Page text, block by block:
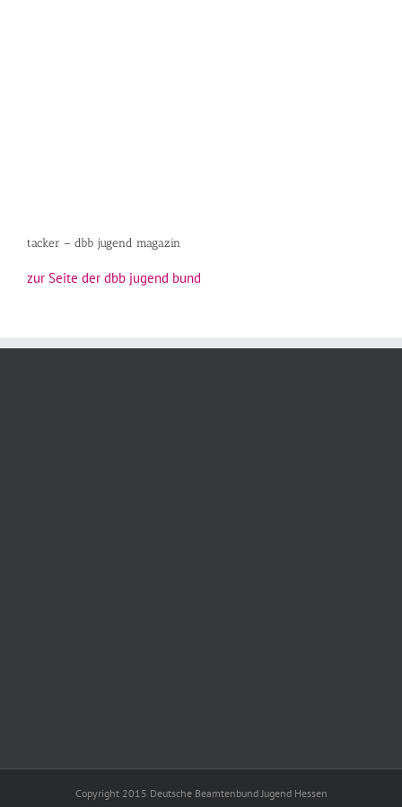
tacker – dbb jugend magazin
zur Seite der dbb jugend bund
Copyright 2015 Deutsche Beamtenbund Jugend Hessen